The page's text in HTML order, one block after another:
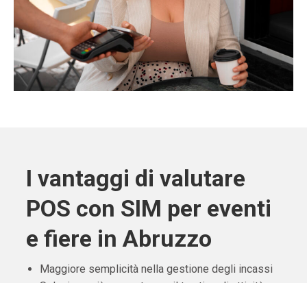
I vantaggi di valutare
POS con SIM per eventi
e fiere in Abruzzo
Maggiore semplicità nella gestione degli incassi